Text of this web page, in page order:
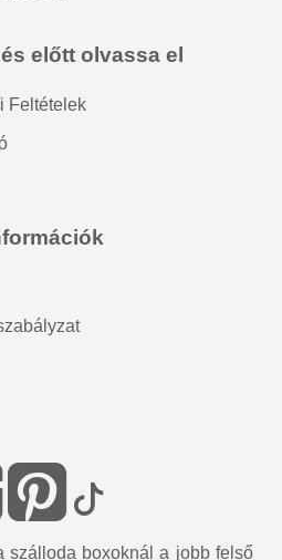
előtt olvassa el
Feltételek
szálloda boxoknál a jobb felső